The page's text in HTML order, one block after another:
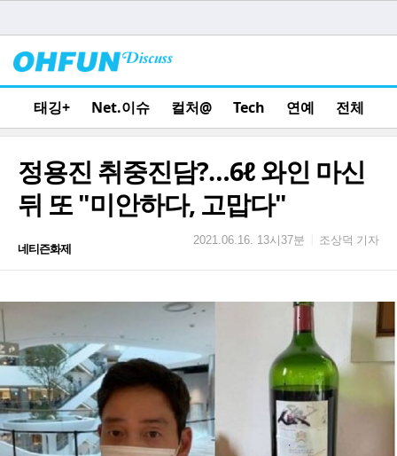
태깅+ Net.이슈 컬처@ Tech 연예 전체
정용진 취중진담?…6ℓ 와인 마신
뒤 또 "미안하다, 고맙다"
네티즌화제
2021.06.16. 13시37분 조상덕 기자